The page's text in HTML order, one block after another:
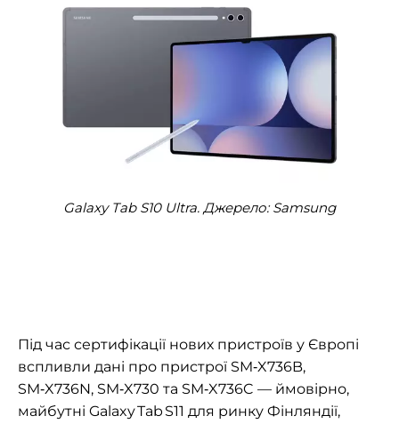
Galaxy Tab S10 Ultra. Джерело: Samsung
Під час сертифікації нових пристроїв у Європі
вспливли дані про пристрої SM‑X736B,
SM‑X736N, SM‑X730 та SM‑X736C — ймовірно,
майбутні Galaxy Tab S11 для ринку Фінляндії,